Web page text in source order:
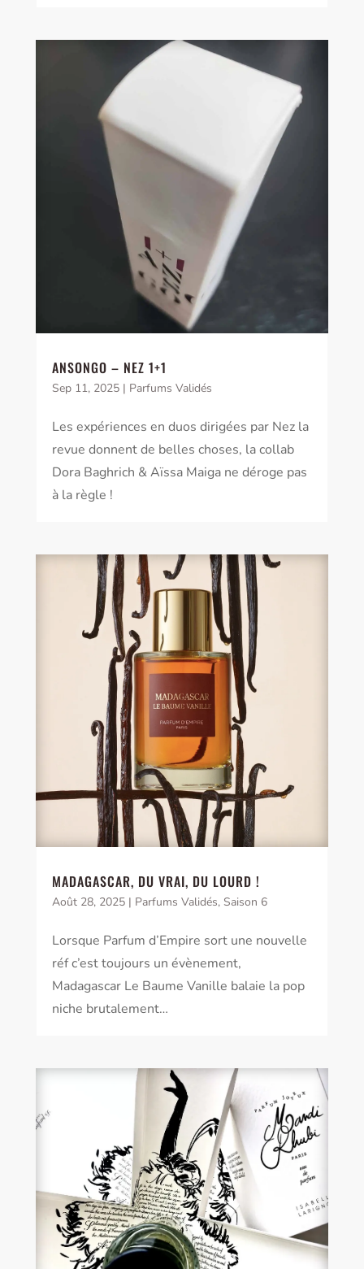
ANSONGO – NEZ 1+1
Sep 11, 2025| Parfums Validés
Les expériences en duos dirigées par Nez la
revue donnent de belles choses, la collab
Dora Baghrich & Aïssa Maiga ne déroge pas
à la règle !
MADAGASCAR, DU VRAI, DU LOURD !
Août 28, 2025| Parfums Validés, Saison 6
Lorsque Parfum d’Empire sort une nouvelle
réf c’est toujours un évènement,
Madagascar Le Baume Vanille balaie la pop
niche brutalement…